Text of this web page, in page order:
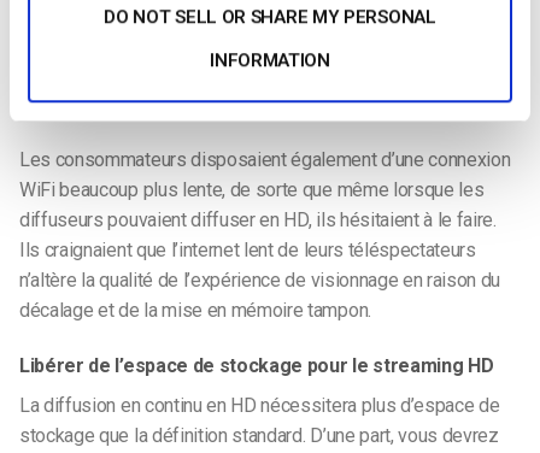
DO NOT SELL OR SHARE MY PERSONAL
INFORMATION
n’était pas en mesure d’assurer la diffusion en continu au
contenter de vitesses de téléchargement inférieures à 1
Mbps.
Les consommateurs disposaient également d’une connexion
WiFi beaucoup plus lente, de sorte que même lorsque les
diffuseurs pouvaient diffuser en HD, ils hésitaient à le faire.
Ils craignaient que l’internet lent de leurs téléspectateurs
n’altère la qualité de l’expérience de visionnage en raison du
décalage et de la mise en mémoire tampon.
Libérer de l’espace de stockage pour le streaming HD
La diffusion en continu en HD nécessitera plus d’espace de
stockage que la définition standard. D’une part, vous devrez